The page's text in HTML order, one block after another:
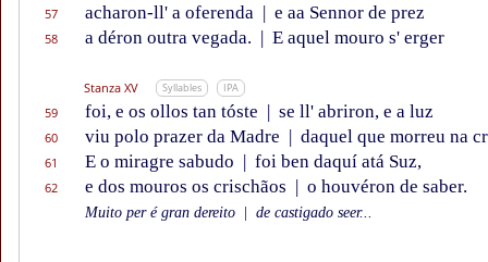
57 acharon-ll' a oferenda | e aa Sennor de prez
58 a déron outra vegada. | E aquel mouro s' erger
Stanza XV Syllables IPA
59 foi, e os ollos tan tóste | se ll' abriron, e a luz
60 viu polo prazer da Madre | daquel que morreu na
61 E o miragre sabudo | foi ben daquí atá Suz,
62 e dos mouros os crischãos | o houvéron de saber.
Muito per é gran dereito de castigado seer...